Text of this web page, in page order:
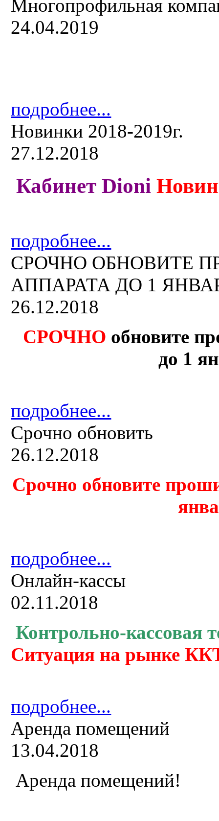
Многопрофильная
24.04.2019
подробнее...
Новинки 2018-2019г.
27.12.2018
Кабинет Dioni
подробнее...
СРОЧНО ОБНОВИТЕ
АППАРАТА ДО 1
26.12.2018
СРОЧНО обновите
до 1
подробнее...
Срочно обновить
26.12.2018
Срочно обновите
подробнее...
Онлайн-кассы
02.11.2018
Контрольно-кассовая
Ситуация на рынке
подробнее...
Аренда помещений
13.04.2018
Аренда помещений!